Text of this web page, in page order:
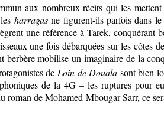
aux nombreux récits qui les
harragasne figurent-ils parfois dans le
une référence à Tarek, conquérant
une fois débarquées sur les côtes
mobilise un imaginaire de la
de Loin de Douala sont bien
de la 4G – les ruptures pour
roman de Mohamed Mbougar Sarr, ce